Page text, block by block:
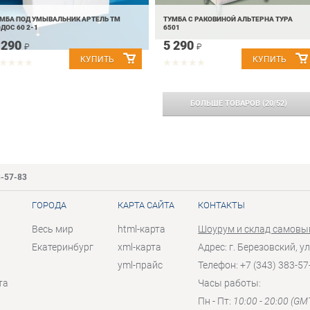
ПОД УМЫВАЛЬНИК АРТЕЛЬ ТМ
60 2-1
₽
ТУМБА С РАКОВИНОЙ АЛЬТЕРНА ТУРА
6501
5 290 ₽
БОЛЬШЕ ТОВАРОВ(20/52)
57-83
ГОРОДА
Весь мир
Екатеринбург
КАРТА САЙТА
html-карта
xml-карта
yml-прайс
КОНТАКТЫ
Шоурум и склад
Адрес: г. Березовский,
Телефон: +7 (343) 383-
Часы работы:
Пн - Пт: 10:00 - 20:00